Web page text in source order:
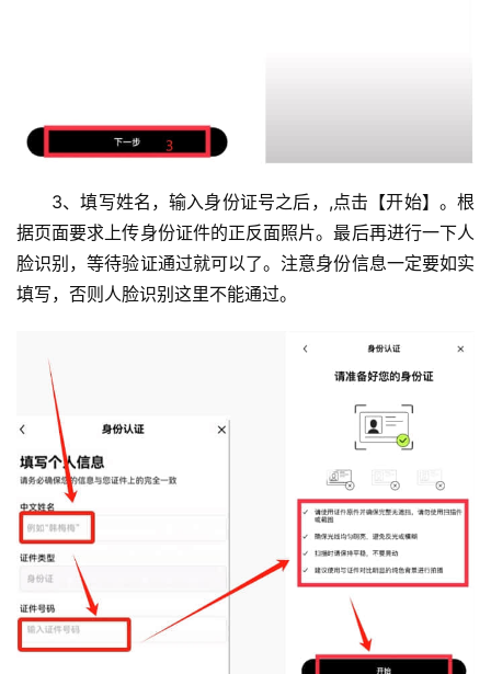
3、填写姓名，输入身份证号之后，,点击【开始】。根
据页面要求上传身份证件的正反面照片。最后再进行一下人
脸识别，等待验证通过就可以了。注意身份信息一定要如实
填写，否则人脸识别这里不能通过。